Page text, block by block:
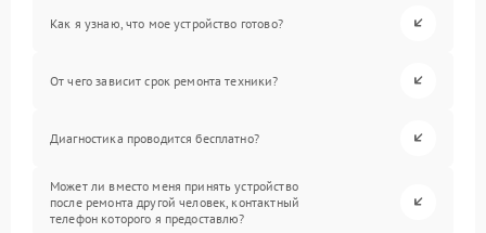
Как я узнаю, что мое устройство готово?
От чего зависит срок ремонта техники?
Диагностика проводится бесплатно?
Может ли вместо меня принять устройство
после ремонта другой человек, контактный
телефон которого я предоставлю?